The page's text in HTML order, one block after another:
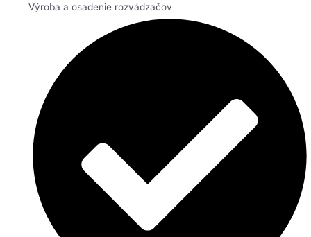
Výroba a osadenie rozvádzačov